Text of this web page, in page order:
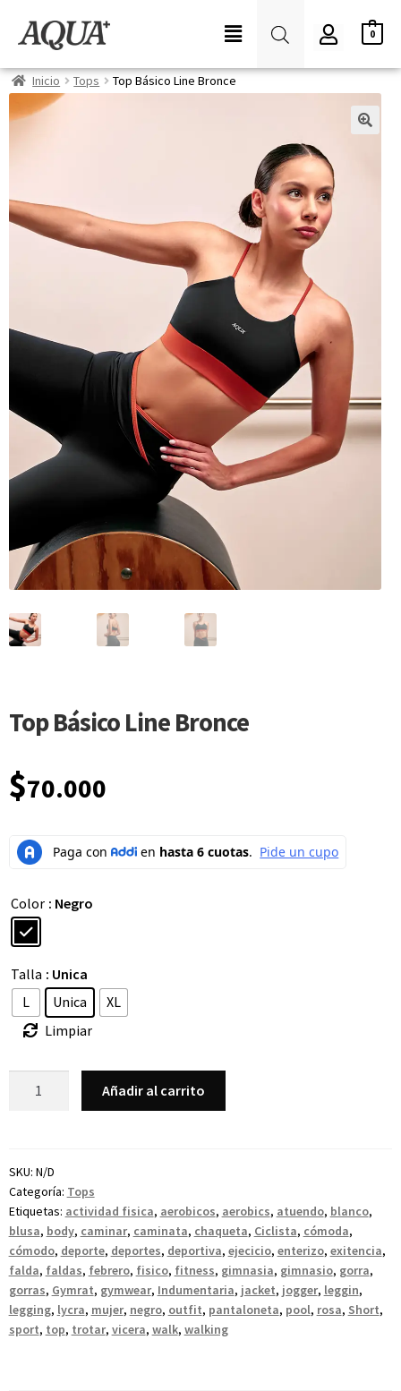
0
Inicio Tops Top Básico Line Bronce
Top Básico Line Bronce
$70.000
Color : Negro
Talla : Unica
L
Unica
XL
Limpiar
Añadir al carrito
SKU: N/D
Categoría: Tops
Etiquetas: actividad fisica, aerobicos, aerobics, atuendo, blanco,
blusa, body, caminar, caminata, chaqueta, Ciclista, cómoda,
cómodo, deporte, deportes, deportiva, ejecicio, enterizo, exitencia,
falda, faldas, febrero, fisico, fitness, gimnasia, gimnasio, gorra,
gorras, Gymrat, gymwear, Indumentaria, jacket, jogger, leggin,
legging, lycra, mujer, negro, outfit, pantaloneta, pool, rosa, Short,
sport, top, trotar, vicera, walk, walking